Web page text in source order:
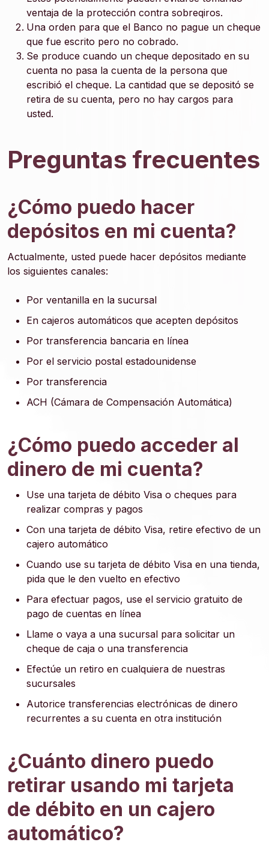
ventaja de la protección contra sobreqiros.
Una orden para que el Banco no pague un cheque
que fue escrito pero no cobrado.
Se produce cuando un cheque depositado en su
cuenta no pasa la cuenta de la persona que
escribió el cheque. La cantidad que se depositó se
retira de su cuenta, pero no hay cargos para
usted.
Preguntas frecuentes
¿Cómo puedo hacer
depósitos en mi cuenta?
Actualmente, usted puede hacer depósitos mediante
los siguientes canales:
Por ventanilla en la sucursal
En cajeros automáticos que acepten depósitos
Por transferencia bancaria en línea
Por el servicio postal estadounidense
Por transferencia
ACH (Cámara de Compensación Automática)
¿Cómo puedo acceder al
dinero de mi cuenta?
Use una tarjeta de débito Visa o cheques para
realizar compras y pagos
Con una tarjeta de débito Visa, retire efectivo de un
cajero automático
Cuando use su tarjeta de débito Visa en una tienda,
pida que le den vuelto en efectivo
Para efectuar pagos, use el servicio gratuito de
pago de cuentas en línea
Llame o vaya a una sucursal para solicitar un
cheque de caja o una transferencia
Efectúe un retiro en cualquiera de nuestras
sucursales
Autorice transferencias electrónicas de dinero
recurrentes a su cuenta en otra institución
¿Cuánto dinero puedo
retirar usando mi tarjeta
de débito en un cajero
automático?